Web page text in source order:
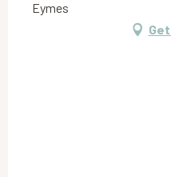
Eymes